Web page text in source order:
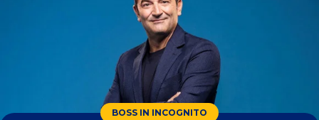
BOSS IN INCOGNITO